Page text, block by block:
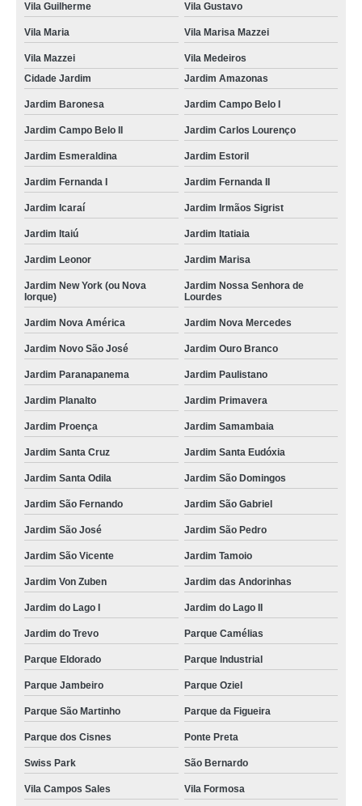
Vila Guilherme Vila Gustavo
Vila Maria Vila Marisa Mazzei
Vila Mazzei
Vila Medeiros
Cidade Jardim
Jardim Amazonas
Jardim Baronesa Jardim Campo Belo I
Jardim Campo Belo II Jardim Carlos Lourenço
Jardim Esmeraldina Jardim Estoril
Jardim Fernanda I Jardim Fernanda II
Jardim Icaraí Jardim Irmãos Sigrist
Jardim Itaiú Jardim Itatiaia
Jardim Leonor Jardim Marisa
Jardim New York (ou Nova
Iorque)
Jardim Nossa Senhora de
Lourdes
Jardim Nova América Jardim Nova Mercedes
Jardim Novo São José Jardim Ouro Branco
Jardim Paranapanema Jardim Paulistano
Jardim Planalto Jardim Primavera
Jardim Proença Jardim Samambaia
Jardim Santa Cruz Jardim Santa Eudóxia
Jardim Santa Odila Jardim São Domingos
Jardim São Fernando Jardim São Gabriel
Jardim São José Jardim São Pedro
Jardim São Vicente Jardim Tamoio
Jardim Von Zuben Jardim das Andorinhas
Jardim do Lago I Jardim do Lago II
Jardim do Trevo Parque Camélias
Parque Eldorado Parque Industrial
Parque Jambeiro Parque Oziel
Parque São Martinho Parque da Figueira
Parque dos Cisnes Ponte Preta
Swiss Park São Bernardo
Vila Campos Sales Vila Formosa